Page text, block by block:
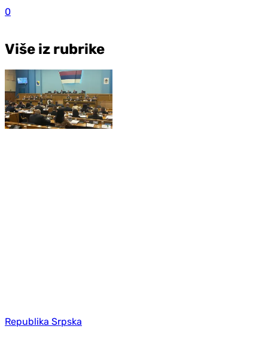
0
Više iz rubrike
Republika Srpska